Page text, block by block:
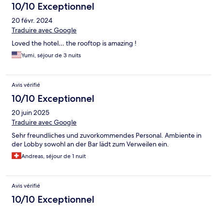
10/10 Exceptionnel
20 févr. 2024
Traduire avec Google
Loved the hotel… the rooftop is amazing !
Yumi, séjour de 3 nuits
Avis vérifié
10/10 Exceptionnel
20 juin 2025
Traduire avec Google
Sehr freundliches und zuvorkommendes Personal. Ambiente in
der Lobby sowohl an der Bar lädt zum Verweilen ein.
Andreas, séjour de 1 nuit
Avis vérifié
10/10 Exceptionnel